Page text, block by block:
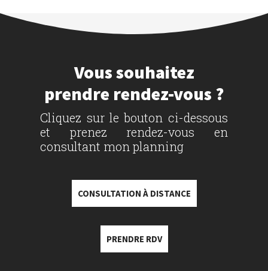
Vous souhaitez
prendre rendez-vous ?
Cliquez sur le bouton ci-dessous
et prenez rendez-vous en
consultant mon planning
CONSULTATION À DISTANCE
PRENDRE RDV